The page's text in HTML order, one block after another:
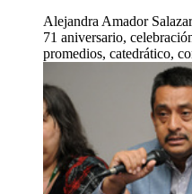
Alejandra Amador Salazar
71 aniversario,
promedios, catedrático,